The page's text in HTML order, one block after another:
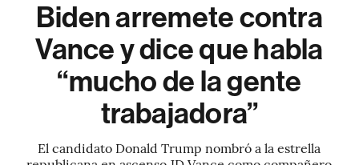
Biden arremete contra
Vance y dice que habla
“mucho de la gente
trabajadora”
El candidato Donald Trump nombró a la estrella